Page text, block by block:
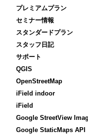
プレミアムプラン
セミナー情報
スタンダードプラン
スタッフ日記
サポート
QGIS
OpenStreetMap
iField indoor
iField
Google StreetView
Google StaticMaps API